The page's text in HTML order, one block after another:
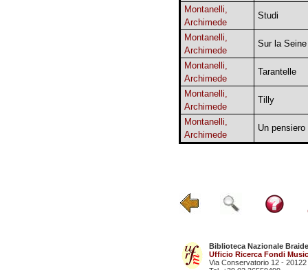
Montanelli,
Archimede
Studi
Montanelli,
Archimede
Sur la Seine
Montanelli,
Archimede
Tarantelle
Montanelli,
Archimede
Tilly
Montanelli,
Archimede
Un pensiero
Biblioteca Nazionale
Ufficio Ricerca Fondi
Via Conservatorio 12 - 20122